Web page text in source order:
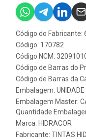
Código do Fabricante:
Código: 170782
Código NCM:
Código de Barras do
Código de Barras da
Embalagem: UNIDADE
Embalagem Master:
Quantidade
Marca: HIDRACOR
Fabricante: TINTAS